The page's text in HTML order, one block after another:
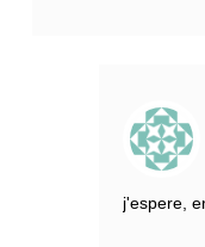
j'espere,